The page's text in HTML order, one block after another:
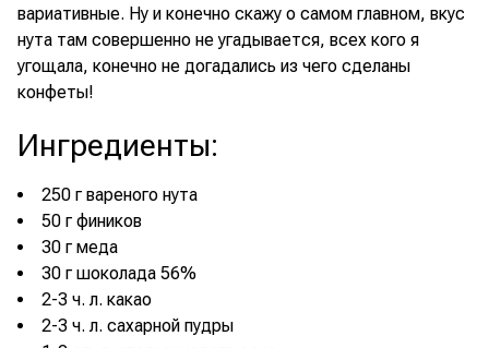
вариативные. Ну и конечно скажу о самом главном, вкус
нута там совершенно не угадывается, всех кого я
угощала, конечно не догадались из чего сделаны
конфеты!
Ингредиенты:
250 г вареного нута
50 г фиников
30 г меда
30 г шоколада 56%
2-3 ч. л. какао
2-3 ч. л. сахарной пудры